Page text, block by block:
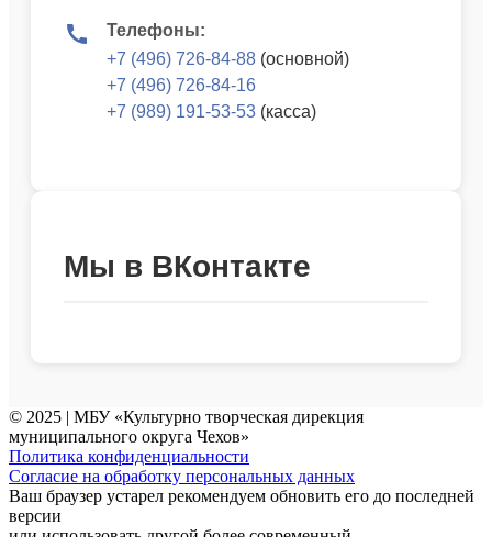
Телефоны:
+7 (496) 726-84-88 (основной)
+7 (496) 726-84-16
+7 (989) 191-53-53 (касса)
Мы в ВКонтакте
© 2025 | МБУ «Культурно творческая дирекция
муниципального округа Чехов»
Политика конфиденциальности
Согласие на обработку персональных данных
Ваш браузер устарел рекомендуем обновить его до последней
версии